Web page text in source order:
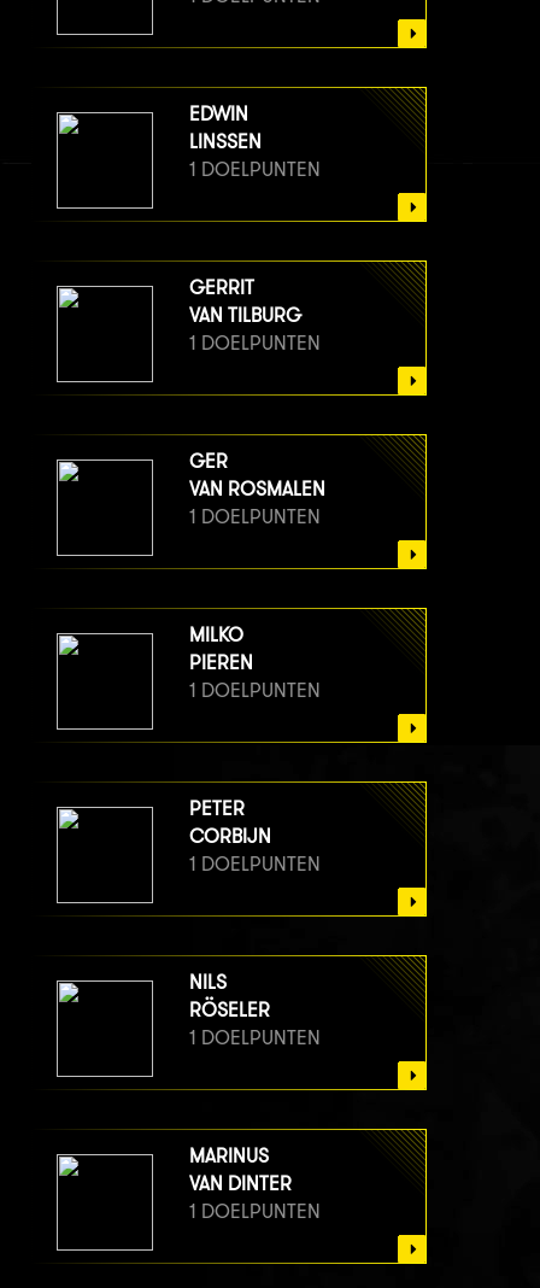
EDWIN
LINSSEN
1 DOELPUNTEN
GERRIT
VAN TILBURG
1 DOELPUNTEN
GER
VAN ROSMALEN
1 DOELPUNTEN
MILKO
PIEREN
1 DOELPUNTEN
PETER
CORBIJN
1 DOELPUNTEN
NILS
RÖSELER
1 DOELPUNTEN
MARINUS
VAN DINTER
1 DOELPUNTEN